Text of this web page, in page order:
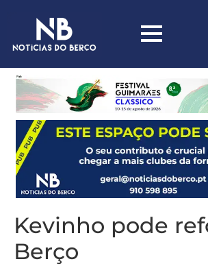
Kevinho pode
Berço